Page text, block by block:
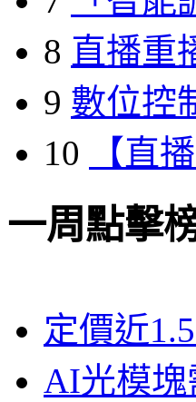
8 直播重
9 數位控
10
【直
一周點擊
定價近
AI光模塊